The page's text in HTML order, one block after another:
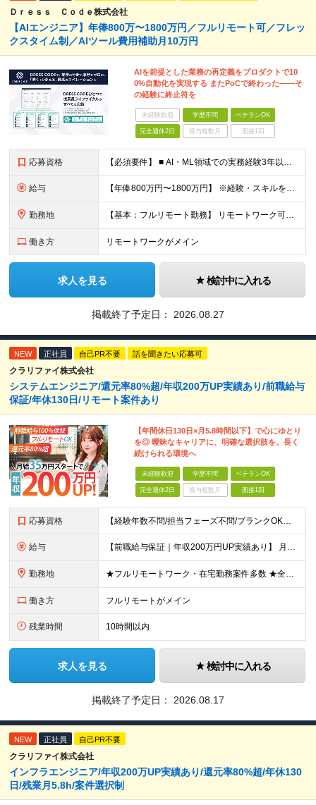
Ｄｒｅｓｓ Ｃｏｄｅ株式会社
【AIエンジニア】年俸800万〜1800万円／フルリモート可／フレッ
クスタイム制／AIツール費用補助月10万円
AIを前提とした業務の再定義をプロダクトで10
0%自動化を実現する またPoCで終わった——そ
の経験に終止符を
未経験歓迎 学歴不問 ベテランOK
完全週休2日 賞与複数月 面接1回
応募資格 【必須要件】 ■ AI・ML領域での実務経験3年以上 （LLM活用・RAG構成・MLモデル実装・評価基盤構築のいずれかを含む） ■ 学歴不問 ※本社オフィスに出社できる方を想定しています ※第一言語
給与 【年俸800万円〜1800万円】 ※経験・スキルを考慮のうえ決定します ※年俸を12分割して月額支給（賞与なし） ※月額：66.7万円〜150万円（基本給：493,256円＋固定残業代：173,411
勤務地 【基本：フルリモート勤務】 リモートワーク可能です。 ただし、必要に応じてオフィスまたはメンバー間での集合を行うため、 本社オフィスに出社できる方を想定しています。 【本社】 東京都中央区築地2-1
働き方 リモートワークがメイン
求人を見る 検討中に入れる
掲載終了予定日： 2026.08.27
NEW 正社員 自己PR不要 話を聞きたい応募可
クラリファイ株式会社
システムエンジニア/還元率80%超/年収200万UP実績あり/前職給与
保証/年休130日/リモート案件あり
【年間休日130日×月5.8時間以下】で心にゆとり
を◎ 曖昧なキャリアに、明確な選択肢を。長く
続けられる環境へ
未経験歓迎 学歴不問 ベテランOK
完全週休2日 賞与複数月 面接1回
応募資格 【経験年数不問/担当フェーズ不問/ブランクOK】 ◆何らかの開発経験がある方（1年未満でもOK！） ◎業種未経験歓迎！ ◎学歴不問 ◎20代～50代まで幅広く活躍中！ ◎人柄重視の採用です♪ ＼
給与 【前職給与保証｜年収200万円UP実績あり】 月給35万円～103万円 ＜年収アップ事例＞ エンジニア：入社1年目 経験3年 月給46万円（諸手当含めず）※前職から月給16万円アップ エンジニア
勤務地 ★フルリモートワーク・在宅勤務案件多数 ★全国各地にプロジェクトあり ★希望を考慮・転居を伴う転勤は無し・在宅ワークOK ★東京・大阪に加えて、2023年1月に札幌・名古屋・福岡OPEN！ 【本社
働き方 フルリモートがメイン
残業時間 10時間以内
求人を見る 検討中に入れる
掲載終了予定日： 2026.08.17
NEW 正社員 自己PR不要
クラリファイ株式会社
インフラエンジニア/年収200万UP実績あり/還元率80%超/年休130
日/残業月5.8h/案件選択制